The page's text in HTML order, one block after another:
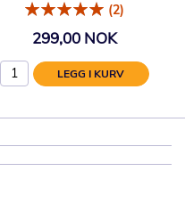
(2)
299,00 NOK
LEGG I KURV